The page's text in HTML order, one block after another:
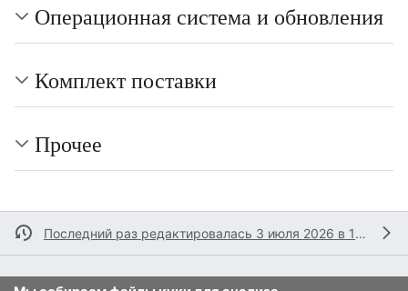
Операционная система и обновления
Комплект поставки
Прочее
Последний раз редактировалась 3 июля 2026 в 13:35